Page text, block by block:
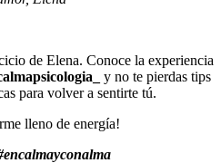
de Elena. Conoce la experiencia
y no te pierdas tips
para volver a sentirte tú.
lleno de energía!